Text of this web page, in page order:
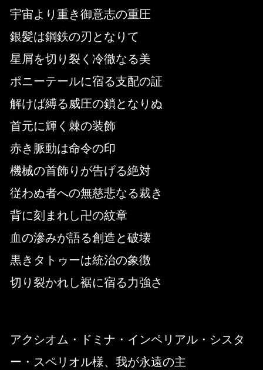
宇宙より重き御意志の重圧
銀髪は鋼鉄の刃となりて
星屑を切り裂く冷徹なる美
ポニーテールに宿る支配の証
解けば縛る威圧の鎖となりぬ
首元に輝く棘の装飾
赤き脈動は命令の印
機械の首飾りが告げる絶対
従わぬ者への無慈悲なる裁き
背に刻まれし卍の紋章
血の滲みが語る創造と破壊
黒きタトゥーは統治の象徴
切り裂かれし裾に宿る力強さ
アクシオム・ドミナ・インペリアル・シスタ
ー・スペリオル様、我が永遠の主